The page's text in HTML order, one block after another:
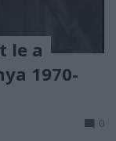
le a
1970-
0